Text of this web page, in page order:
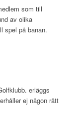
som till
av olika
spel på banan.
erläggs
ej någon rätt